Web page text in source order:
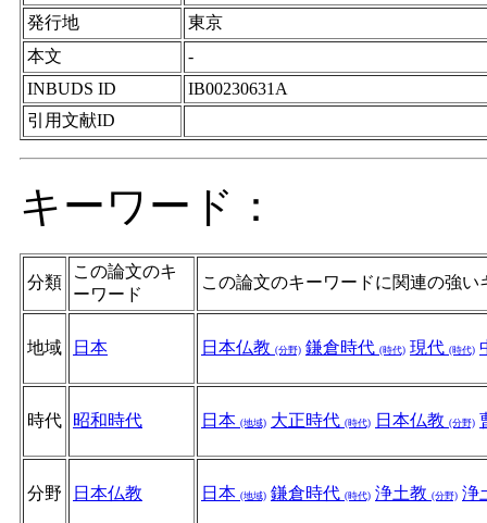
発行地
東京
本文
-
INBUDS ID
IB00230631A
引用文献ID
キーワード：
分類
この論文のキ
ーワード
この論文のキーワードに関連の強い
地域 日本 日本仏教 (分野) 鎌倉時代 (時代) 現代 (時代)
時代 昭和時代 日本 (地域) 大正時代 (時代) 日本仏教 (分野)
分野 日本仏教 日本 (地域) 鎌倉時代 (時代) 浄土教 (分野) 浄